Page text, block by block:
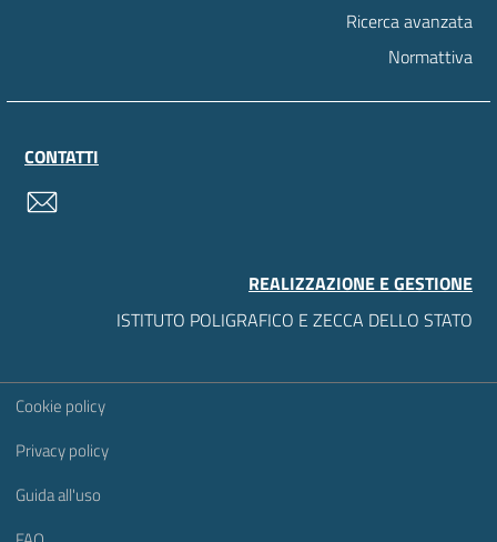
Ricerca avanzata
Normattiva
CONTATTI
REALIZZAZIONE E GESTIONE
ISTITUTO POLIGRAFICO E ZECCA DELLO STATO
Sezione Link Utili
Cookie policy
Privacy policy
Guida all'uso